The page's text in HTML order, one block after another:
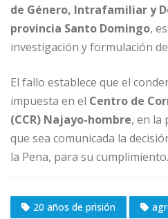
de Género, Intrafamiliar y
provincia Santo Domingo,
investigación y formulación
El fallo establece que el
impuesta en el Centro de
(CCR) Najayo-hombre, en la
que sea comunicada la
la Pena, para su cumplimiento.
20 años de prisión